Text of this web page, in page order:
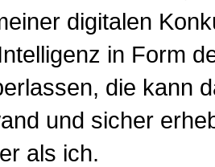
digitalen
in Form
die kann
und sicher
als ich.